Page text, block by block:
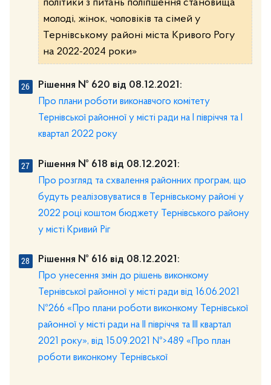
політики з питань поліпшення становища
молоді, жінок, чоловіків та сімей у
Тернівському районі міста Кривого Рогу
на 2022-2024 роки»
Рішення № 620 від 08.12.2021:
Про плани роботи виконавчого комітету
Тернівської районної у місті ради на І півріччя та І
квартал 2022 року
Рішення № 618 від 08.12.2021:
Про розгляд та схвалення районних програм, що
будуть реалізовуватися в Тернівському районі у
2022 році коштом бюджету Тернівського району
у місті Кривий Ріг
Рішення № 616 від 08.12.2021:
Про унесення змін до рішень виконкому
Тернівської районної у місті ради від 16.06.2021
№266 «Про плани роботи виконкому Тернівської
районної у місті ради на II півріччя та III квартал
2021 року», від 15.09.2021 №>489 «Про план
роботи виконкому Тернівської